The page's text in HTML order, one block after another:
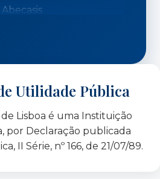
2026 a 2029
curadores:
Jonet – Presidente
Utilidade Pública
Lisboa é uma Instituição
por Declaração publicada
II Série, nº 166, de 21/07/89.